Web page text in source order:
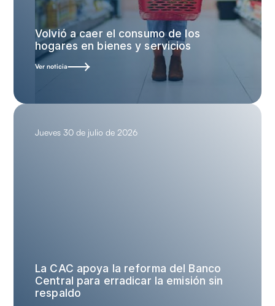
Volvió a caer el consumo de los
hogares en bienes y servicios
Ver noticia
Jueves 30 de julio de 2026
La CAC apoya la reforma del Banco
Central para erradicar la emisión sin
respaldo